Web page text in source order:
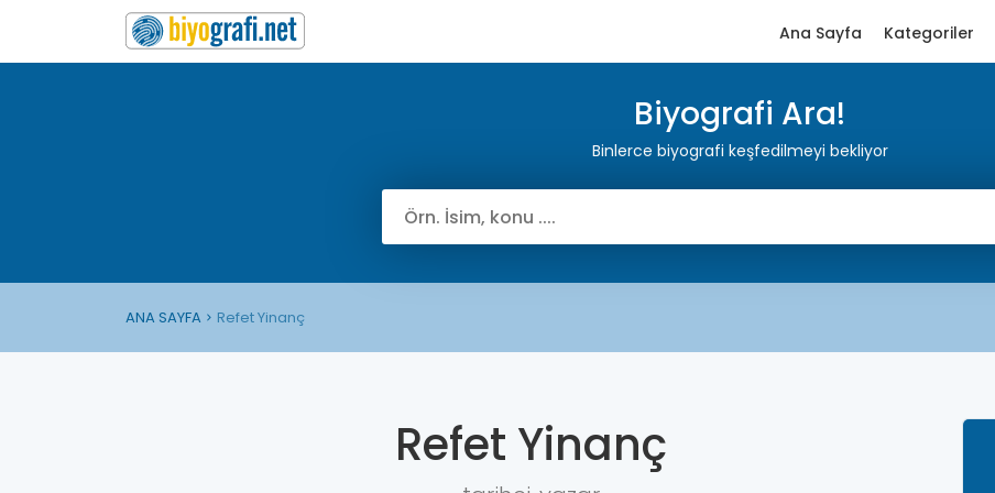
Ana Sayfa Kategoriler
Biyografi Ara!
Binlerce biyografi keşfedilmeyi bekliyor
ANA SAYFA Refet Yinanç
Refet Yinanç